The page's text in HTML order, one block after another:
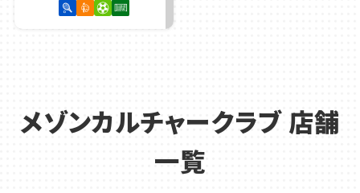
メゾンカルチャークラブ 店舗
一覧